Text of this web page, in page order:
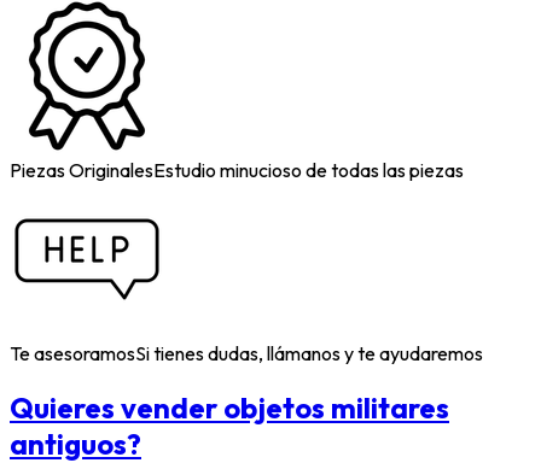
Piezas OriginalesEstudio minucioso de todas las piezas
Te asesoramosSi tienes dudas, llámanos y te ayudaremos
Quieres vender objetos militares
antiguos?